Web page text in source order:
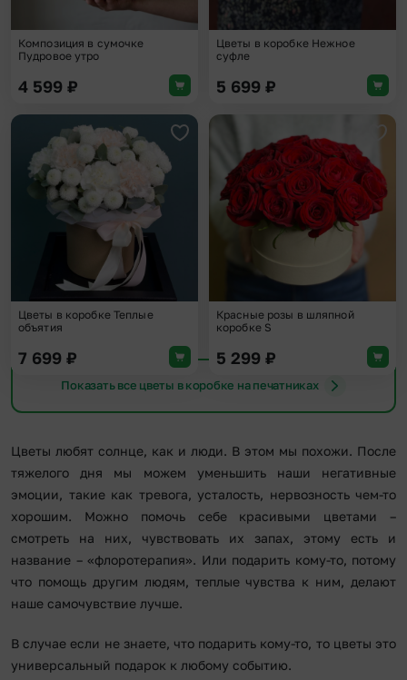
Композиция в сумочке
Пудровое утро
4 599 ₽
Цветы в коробке Нежное
суфле
5 699 ₽
Добавить в избранное
Цветы в коробке Теплые
объятия
7 699 ₽
Красные розы в шляпной
коробке S
5 299 ₽
Показать все цветы в коробке на печатниках
Цветы любят солнце, как и люди. В этом мы похожи. После
тяжелого дня мы можем уменьшить наши негативные
эмоции, такие как тревога, усталость, нервозность чем-то
хорошим. Можно помочь себе красивыми цветами –
смотреть на них, чувствовать их запах, этому есть и
название – «флоротерапия». Или подарить кому-то, потому
что помощь другим людям, теплые чувства к ним, делают
наше самочувствие лучше.
В случае если не знаете, что подарить кому-то, то цветы это
универсальный подарок к любому событию.